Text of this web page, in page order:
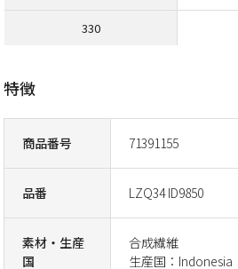
商品番号 71391155
品番 LZQ34 ID9850
素材・生産
国
合成繊維
生産国：Indonesia
特徴
330